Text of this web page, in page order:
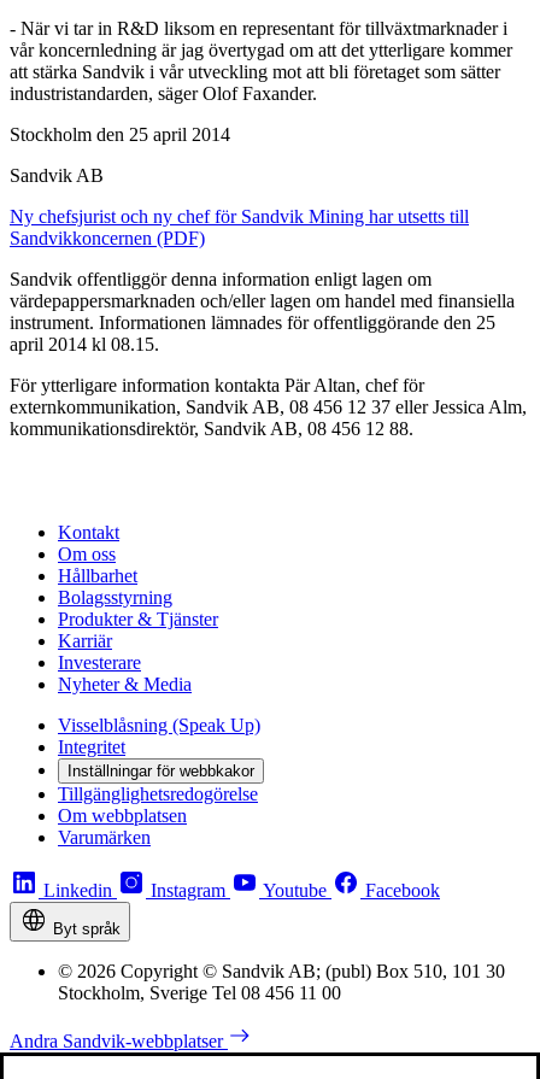
- När vi tar in R&D liksom en representant för tillväxtmarknader i
vår koncernledning är jag övertygad om att det ytterligare kommer
att stärka Sandvik i vår utveckling mot att bli företaget som sätter
industristandarden, säger Olof Faxander.
Stockholm den 25 april 2014
Sandvik AB
Ny chefsjurist och ny chef för Sandvik Mining har utsetts till
Sandvikkoncernen (PDF)
Sandvik offentliggör denna information enligt lagen om
värdepappersmarknaden och/eller lagen om handel med finansiella
instrument. Informationen lämnades för offentliggörande den 25
april 2014 kl 08.15.
För ytterligare information kontakta Pär Altan, chef för
externkommunikation, Sandvik AB, 08 456 12 37 eller Jessica Alm,
kommunikationsdirektör, Sandvik AB, 08 456 12 88.
Kontakt
Om oss
Hållbarhet
Bolagsstyrning
Produkter & Tjänster
Karriär
Investerare
Nyheter & Media
Visselblåsning (Speak Up)
Integritet
Inställningar för webbkakor
Tillgänglighetsredogörelse
Om webbplatsen
Varumärken
Linkedin Instagram Youtube Facebook
Byt språk
© 2026 Copyright © Sandvik AB; (publ) Box 510, 101 30
Stockholm, Sverige Tel 08 456 11 00
Andra Sandvik-webbplatser